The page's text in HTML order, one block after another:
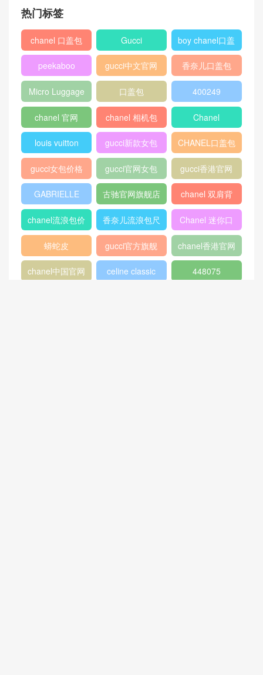
热门标签
chanel 口盖包 Gucci
boy chanel口盖
包
peekaboo gucci中文官网
香奈儿口盖包
2018
Micro Luggage 口盖包 400249
chanel 官网 chanel 相机包 Chanel
louis vuitton gucci新款女包 CHANEL口盖包
gucci女包价格 gucci官网女包 gucci香港官网
GABRIELLE 古驰官网旗舰店
chanel 双肩背
包
chanel流浪包价
格
香奈儿流浪包尺
寸
Chanel 迷你口
盖包
蟒蛇皮
gucci官方旗舰
店
chanel香港官网
chanel中国官网
celine classic
448075